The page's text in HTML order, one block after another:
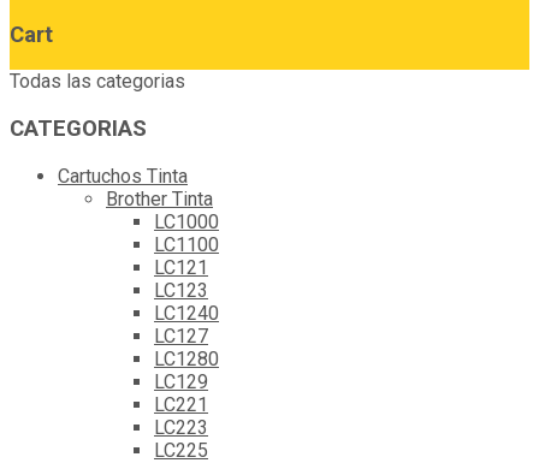
Cart
Todas las categorias
CATEGORIAS
Cartuchos Tinta
Brother Tinta
LC1000
LC1100
LC121
LC123
LC1240
LC127
LC1280
LC129
LC221
LC223
LC225